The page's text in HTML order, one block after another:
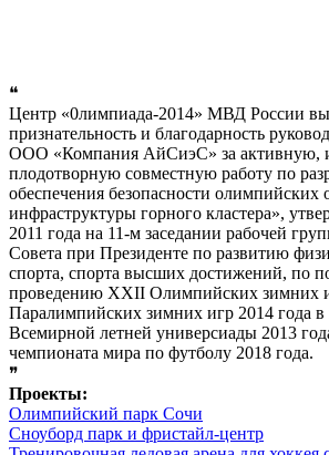
❝
Центр «0лимпиада-2014» МВД России
признательность и благодарность
ООО «Компания АйСиэС» за активную,
плодотворную совместную работу по
обеспечения безопасности олимпийских
инфраструктуры горного кластера»,
2011 года на 11-м заседании рабочей
Совета при Президенте по развитию
спорта, спорта высших достижений, по
проведению XXII Олимпийских зимних
Паралимпийских зимних игр 2014 года
Всемирной летней универсиады 2013
чемпионата мира по футболу 2018 года.
❞
Проекты:
Олимпийский парк Сочи
Сноуборд парк и фристайл-центр